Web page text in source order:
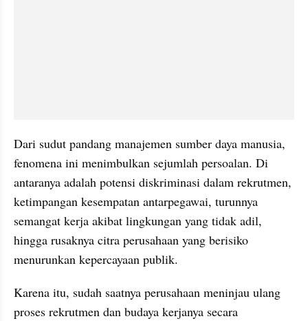
Dari sudut pandang manajemen sumber daya manusia,
fenomena ini menimbulkan sejumlah persoalan. Di
antaranya adalah potensi diskriminasi dalam rekrutmen,
ketimpangan kesempatan antarpegawai, turunnya
semangat kerja akibat lingkungan yang tidak adil,
hingga rusaknya citra perusahaan yang berisiko
menurunkan kepercayaan publik.
Karena itu, sudah saatnya perusahaan meninjau ulang
proses rekrutmen dan budaya kerjanya secara